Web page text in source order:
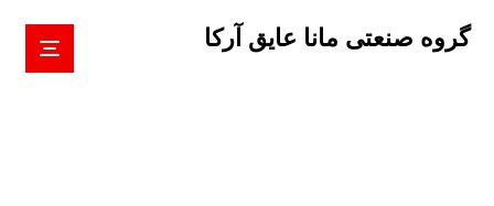
گروه صنعتی مانا عایق آرکا